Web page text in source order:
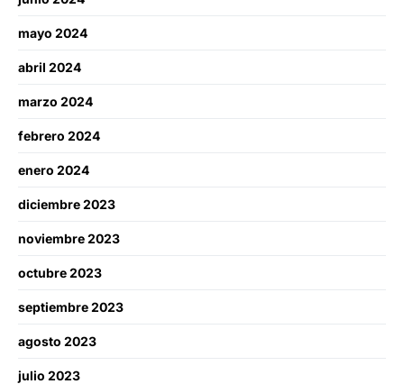
mayo 2024
abril 2024
marzo 2024
febrero 2024
enero 2024
diciembre 2023
noviembre 2023
octubre 2023
septiembre 2023
agosto 2023
julio 2023